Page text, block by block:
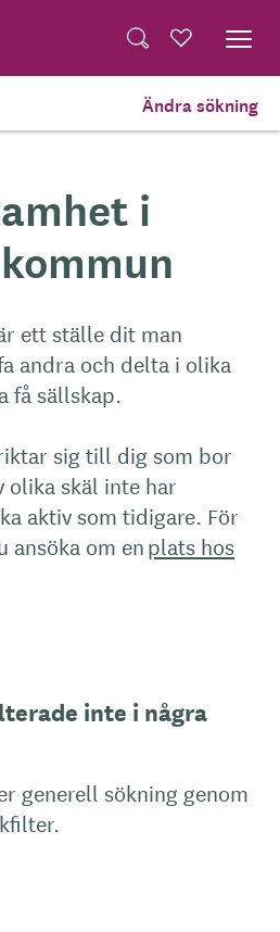
i
ett ställe dit man
andra och delta i olika
få sällskap.
sig till dig som bor
olika skäl inte har
aktiv som tidigare. För
ansöka om enplats hos
Ändra sökning
inte i några
generell sökning genom
Translate